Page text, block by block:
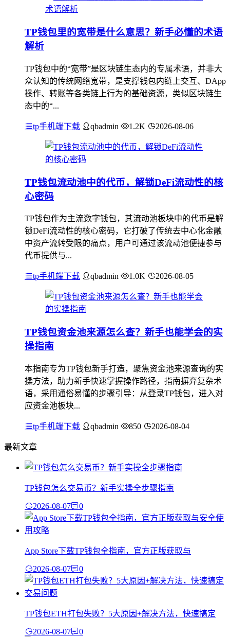
TP钱包里的宽带是什么意思？新手必懂的术语
解析
TP钱包中的“宽带”是区块链生态内的专属术语，并非大
众认知的传统网络宽带，是支撑钱包内链上交互、DApp
操作、转账等各类链上行为的基础资源，类似区块链生
态中的“...
tp手机端下载 qbadmin 1.2K 2026-08-06
TP钱包流动池中的代币，解锁DeFi流动性的核
心密码
TP钱包作为主流数字钱包，其流动池板块中的代币是解
锁DeFi流动性的核心密码，它打破了传统去中心化金融
中资产流转受限的痛点，用户可通过该流动池便捷参与
代币提供与...
tp手机端下载 qbadmin 1.0K 2026-08-05
TP钱包资金池来源怎么查？新手也能学会的实
操指南
本指南专为TP钱包新手打造，聚焦资金池来源查询的实
操方法，助力新手快速掌握操作路径，指南摒弃复杂术
语，采用通俗易懂的步骤引导：从登录TP钱包，进入对
应资金池板块...
tp手机端下载 qbadmin 850 2026-08-04
最新文章
TP钱包怎么交易币？新手实操全步骤指南
2026-08-07 0
App Store下载TP钱包全指南，官方正版获取与
2026-08-07 0
TP钱包ETH打包失败？5大原因+解决方法，快速搞定
2026-08-07 0